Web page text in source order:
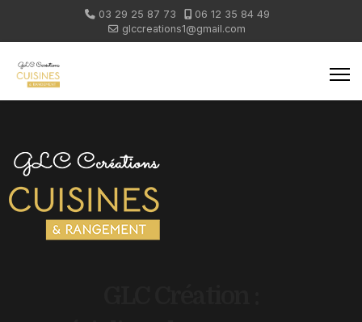
03 29 25 87 73
06 12 35 84 49
glccreations1@gmail.com